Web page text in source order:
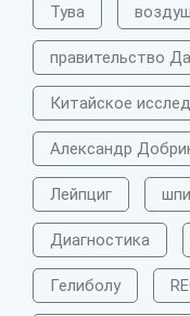
Тува
правительство
Китайское
Александр
Лейпциг
Диагностика
Гелиболу